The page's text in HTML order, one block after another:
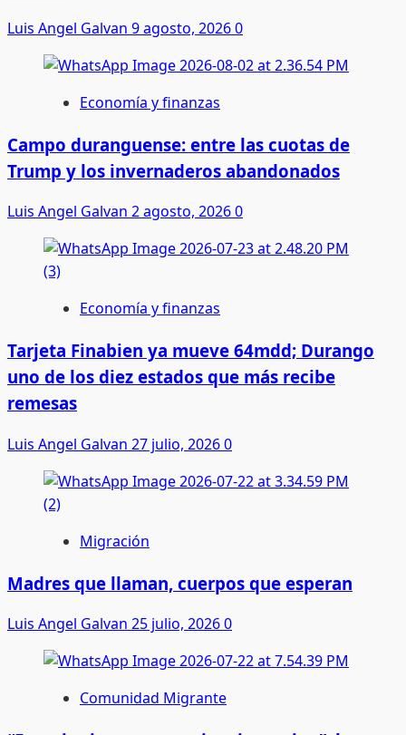
Luis Angel Galvan 9 agosto, 20260
Economía y finanzas
Campo duranguense: entre las cuotas de
Trump y los invernaderos abandonados
Luis Angel Galvan 2 agosto, 20260
Economía y finanzas
Tarjeta Finabien ya mueve 64mdd; Durango
uno de los diez estados que más recibe
remesas
Luis Angel Galvan 27 julio, 20260
Migración
Madres que llaman, cuerpos que esperan
Luis Angel Galvan 25 julio, 20260
Comunidad Migrante